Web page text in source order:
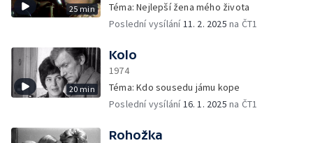
25 min
Téma: Nejlepší žena mého života
Poslední vysílání11. 2. 2025 na ČT1
20 min
Kolo
1974
Téma: Kdo sousedu jámu kope
Poslední vysílání16. 1. 2025 na ČT1
Rohožka